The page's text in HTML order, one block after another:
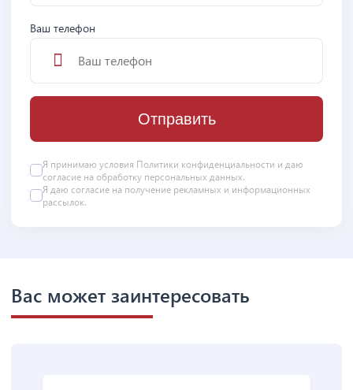
Ваш телефон
Отправить
Я принимаю условия Политики конфиденциальности и даю
согласие на обработку персональных данных.
Я даю согласие на получение рекламных и информационных
рассылок.
Вас может заинтересовать